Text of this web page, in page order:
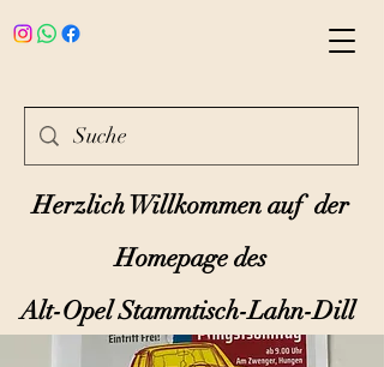
Herzlich Willkommen auf der
Homepage des
Alt-Opel Stammtisch-Lahn-Dill